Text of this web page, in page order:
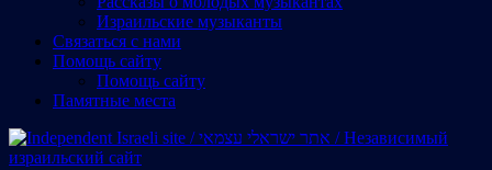
Израильские музыканты
Cвязаться с нами
Помощь сайту
Помощь сайту
Памятные места